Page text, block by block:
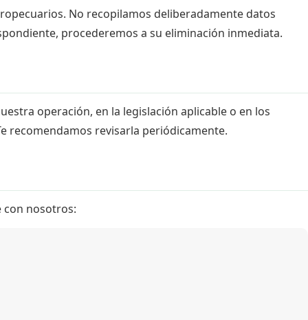
No recopilamos deliberadamente datos
procederemos a su eliminación inmediata.
operación, en la legislación aplicable o en los
recomendamos revisarla periódicamente.
con nosotros: